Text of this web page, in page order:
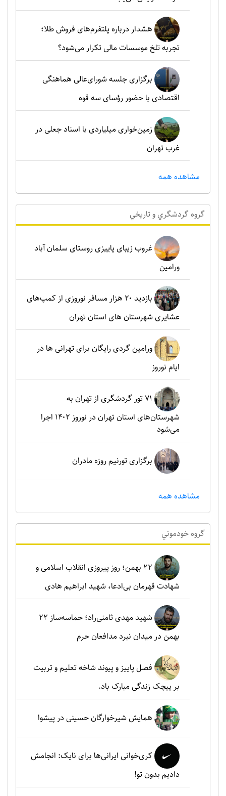
هشدار درباره پلتفرم‌های فروش طلا؛
تجربه تلخ موسسات مالی تکرار می‌شود؟
برگزاری جلسه شورای‌عالی هماهنگی
اقتصادی با حضور رؤسای سه قوه
زمین‌خواری میلیاردی با اسناد جعلی در
غرب تهران
مشاهده همه
گروه گردشگري و تاريخي
غروب زیبای پاییزی روستای سلمان آباد
ورامین
بازدید ۲۰ هزار مسافر نوروزی از کمپ‌های
عشایری شهرستان های استان تهران
ورامین گردی رایگان برای تهرانی ها در
ایام نوروز
۷۱ تور گردشگری از تهران به
شهرستان‌های استان تهران در نوروز ۱۴۰۲ اجرا
می‌شود
برگزاری تورنیم روزه مادران
مشاهده همه
گروه خودموني
۲۲ بهمن؛ روز پیروزی انقلاب اسلامی و
شهادت قهرمان بی‌ادعا، شهید ابراهیم هادی
شهید مهدی ثامنی‌راد؛ حماسه‌ساز ۲۲
بهمن در میدان نبرد مدافعان حرم
فصل پاییز و پیوند شاخه تعلیم و تربیت
بر پیچک زندگی مبارک باد.
همایش شیرخوارگان حسینی در پیشوا
کری‌خوانی ایرانی‌ها برای نایک: انجامش
دادیم بدون تو!